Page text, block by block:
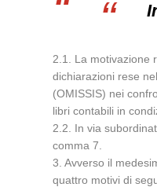
2.1. La motivazione
dichiarazioni rese
(OMISSIS) nei
libri contabili in
2.2. In via
comma 7.
3. Avverso il
quattro motivi di